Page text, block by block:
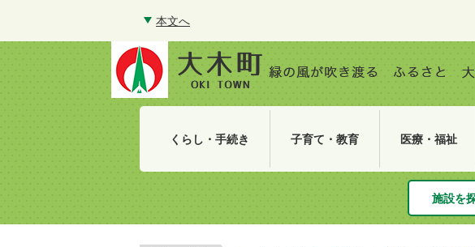
本文へ
くらし・手続き 子育て・教育 医療・福祉
施設を